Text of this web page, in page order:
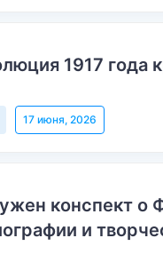
1917 года
17 июня, 2026
конспект
и